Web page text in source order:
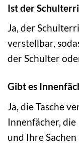
Ist der
Ja, der
verstellbar,
der Schulter
Gibt es
Ja, die Tasche
Innenfächer,
und Ihre